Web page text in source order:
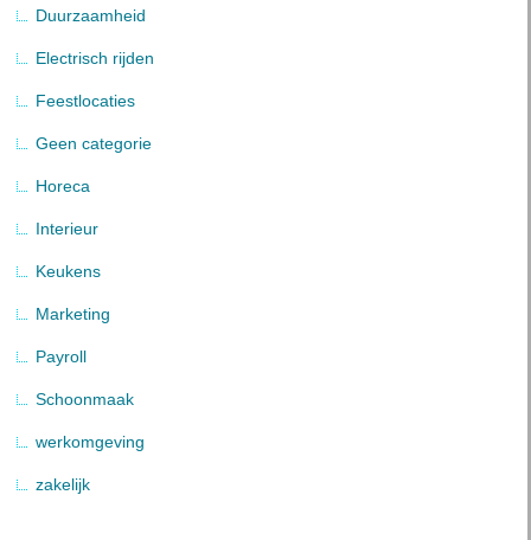
Duurzaamheid
Electrisch rijden
Feestlocaties
Geen categorie
Horeca
Interieur
Keukens
Marketing
Payroll
Schoonmaak
werkomgeving
zakelijk